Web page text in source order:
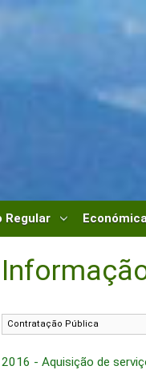
Regular
2016 - Aquisição de